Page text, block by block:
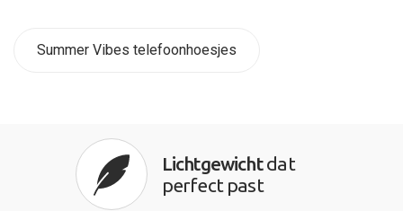
Summer Vibes telefoonhoesjes
Lichtgewichtdat
perfect past